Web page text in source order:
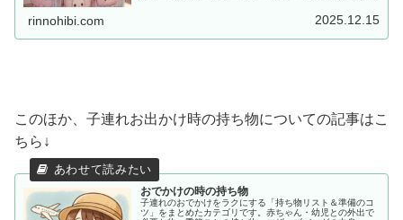
rinnohibi.com 2025.12.15
このほか、子連れお出かけ時の持ち物についての記事はこ
ちら↓
おでかけの時の持ち物
子連れのおでかけをラクにする「持ち物リスト＆準備のコ
ツ」をまとめたカテゴリです。赤ちゃん・幼児との外出で